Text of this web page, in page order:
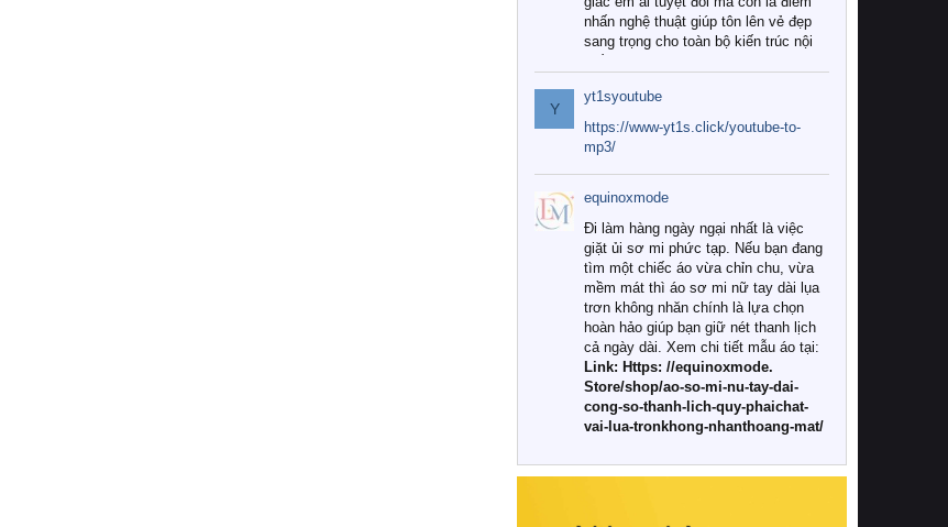
nhấn nghệ thuật giúp tôn lên vẻ đẹp
sang trọng cho toàn bộ kiến trúc nội
Tuy nhiên, giữa thị trường đa dạng
với vô vàn thương hiệu và mẫu mã
như hiện nay, làm thế nào để chọn
được những bộ chăn ga gối đệm cao
cấp thực sự chất lượng, phù hợp với
khí hậu và nhu cầu sử dụng của gia
đình? Hãy cùng chúng tôi đi tìm lời
giải đáp chi tiết qua bài viết dưới đây.
1. Tại sao các gia đình hiện đại lại ưa
chuộng chăn ga gối đệm cao cấp?
Khác với các dòng sản phẩm thông
thường, những bộ chăn ga gối đệm
cao cấp trải qua quy trình sản xuất
nghiêm ngặt từ khâu chọn lọc nguyên
liệu tự nhiên đến công nghệ dệt
nhuộm hiện đại không chứa hóa chất
này, bạn sẽ cảm nhận rõ rệt sự khác
Y
yt1syoutube
https://www-yt1s.click/youtube-to-
mp3/
equinoxmode
Đi làm hàng ngày ngại nhất là việc
giặt ủi sơ mi phức tạp. Nếu bạn đang
tìm một chiếc áo vừa chỉn chu, vừa
mềm mát thì áo sơ mi nữ tay dài lụa
trơn không nhăn chính là lựa chọn
hoàn hảo giúp bạn giữ nét thanh lịch
cả ngày dài. Xem chi tiết mẫu áo tại:
Link: Https: //equinoxmode.
Store/shop/ao-so-mi-nu-tay-dai-
cong-so-thanh-lich-quy-phaichat-
vai-lua-tronkhong-nhanthoang-mat/